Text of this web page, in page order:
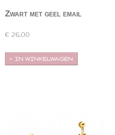
Zwart met geel email
€ 26,00
IN WINKELWAGEN